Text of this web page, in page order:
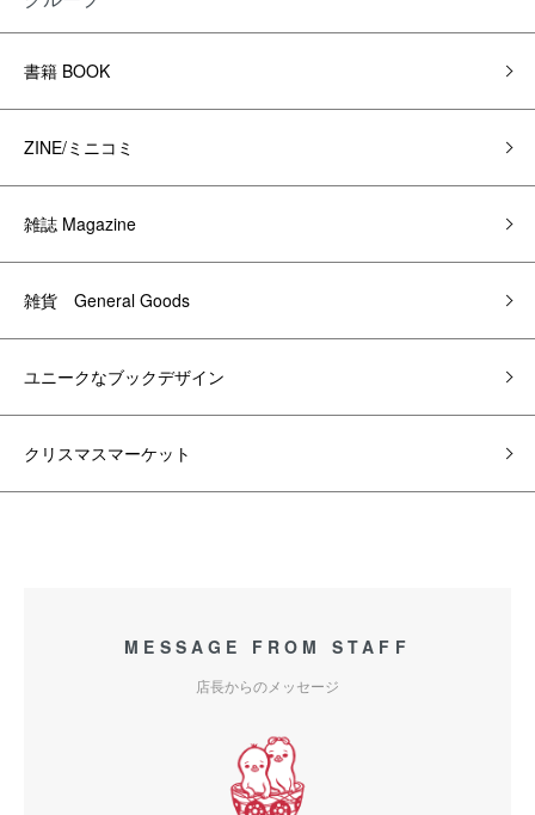
書籍 BOOK
ZINE/ミニコミ
雑誌 Magazine
雑貨 General Goods
ユニークなブックデザイン
クリスマスマーケット
MESSAGE FROM STAFF
店長からのメッセージ